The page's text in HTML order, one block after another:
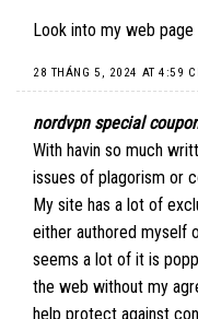
Look into my web page
28 THÁNG 5, 2024 AT 4:59
nordvpn special
With havin so much
issues of plagorism or
My site has a lot of
either authored myself
seems a lot of it is
the web without my
help protect against